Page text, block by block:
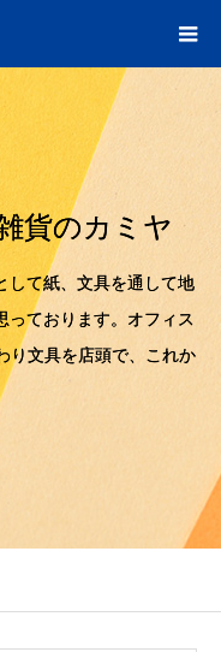
貨のカミヤ
して紙、文具を通して地
っております。オフィス
り文具を店頭で、これか